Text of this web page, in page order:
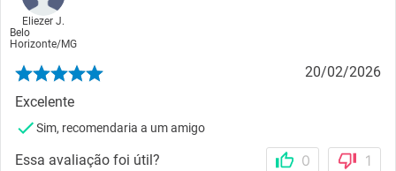
Eliezer J.
Belo
Horizonte/MG
20/02/2026
Excelente
Sim, recomendaria a um amigo
Essa avaliação foi útil? 0 1